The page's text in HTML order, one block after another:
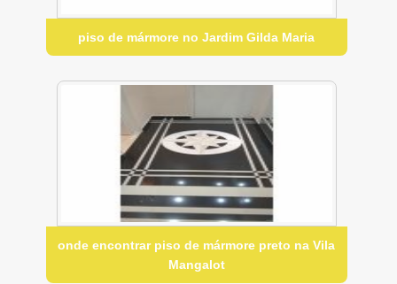
piso de mármore no Jardim Gilda Maria
onde encontrar piso de mármore preto na Vila
Mangalot